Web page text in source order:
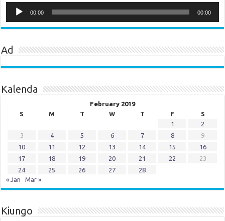
Player
00:00 00:00
Ad
Kalenda
February 2019
S
M T W T F
S
1
2
3
4 5 6 7 8
9
10
11 12 13 14 15
16
17
18 19 20 21 22
23
24
25 26 27
28
« Jan
Mar »
Kiungo